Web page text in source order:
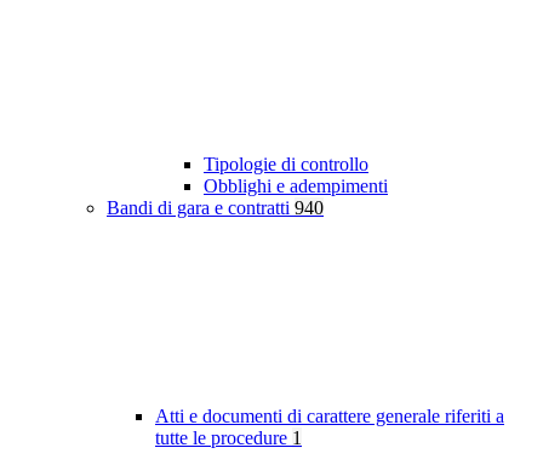
Tipologie di controllo
Obblighi e adempimenti
Bandi di gara e contratti 940
Atti e documenti di carattere generale riferiti a
tutte le procedure 1